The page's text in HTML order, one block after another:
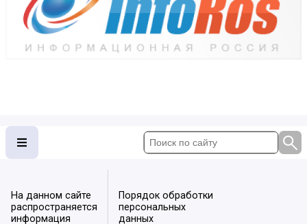
На данном сайте
распространяется
информация
Порядок обработки
персональных
данных